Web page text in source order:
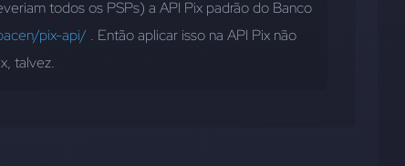
todos os PSPs) a API Pix padrão do Banco
pix-api/ . Então aplicar isso na API Pix não
talvez.